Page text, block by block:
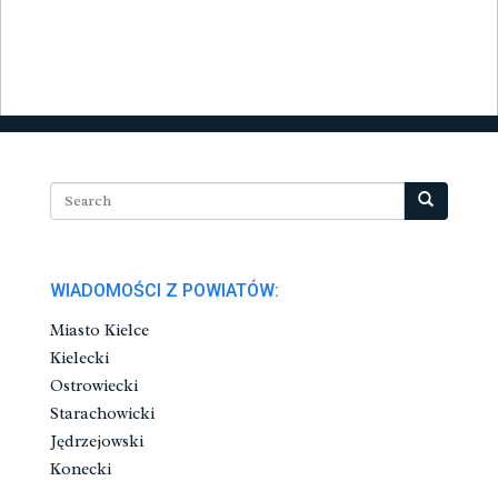
WIADOMOŚCI Z POWIATÓW:
Miasto Kielce
Kielecki
Ostrowiecki
Starachowicki
Jędrzejowski
Konecki